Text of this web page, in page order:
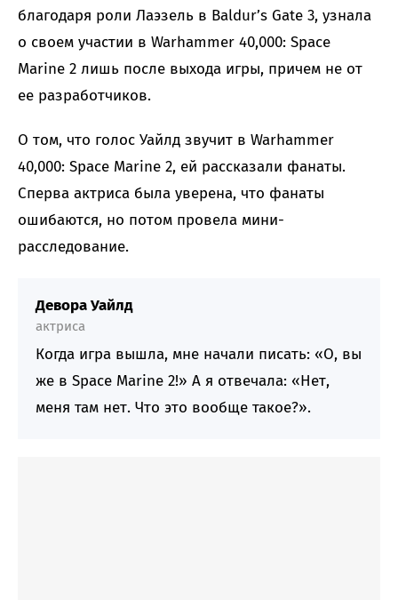
благодаря роли Лаэзель в Baldur’s Gate 3, узнала
о своем участии в Warhammer 40,000: Space
Marine 2 лишь после выхода игры, причем не от
ее разработчиков.
О том, что голос Уайлд звучит в Warhammer
40,000: Space Marine 2, ей рассказали фанаты.
Сперва актриса была уверена, что фанаты
ошибаются, но потом провела мини-
расследование.
Девора Уайлд
актриса
Когда игра вышла, мне начали писать: «О, вы
же в Space Marine 2!» А я отвечала: «Нет,
меня там нет. Что это вообще такое?».